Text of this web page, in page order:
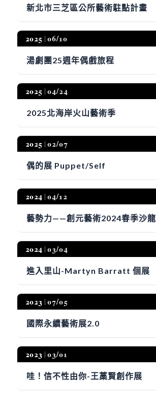
新北市三芝區公所藝術駐點計畫
2025 06/10
湯劇團25週年偶戲旅程
2025 04/24
2025北海岸火山藝術季
2025 02/07
偶的展 Puppet/Self
2024 04/12
藝勢力——創元藝術2024春季沙龍
2024 03/04
進入里山-Martyn Barratt 個展
2023 07/05
國際永續藝術展2.0
2023 03/01
哇！信不性由你-王藁賢創作展